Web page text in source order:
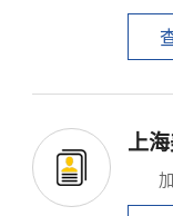
门批
上
加